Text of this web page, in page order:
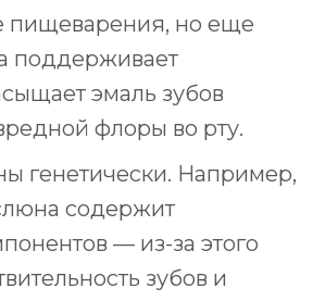
пищеварения, но еще
поддерживает
эмаль зубов
флоры во рту.
генетически. Например,
содержит
— из-за этого
зубов и